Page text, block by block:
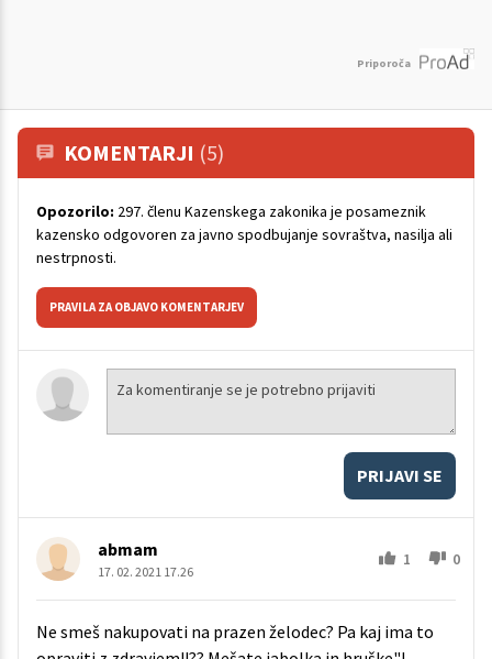
Priporoča
KOMENTARJI (5)
Opozorilo: 297. členu Kazenskega zakonika je posameznik
kazensko odgovoren za javno spodbujanje sovraštva, nasilja ali
nestrpnosti.
PRAVILA ZA OBJAVO KOMENTARJEV
PRIJAVI SE
abmam
17. 02. 2021 17.26
1 0
Ne smeš nakupovati na prazen želodec? Pa kaj ima to